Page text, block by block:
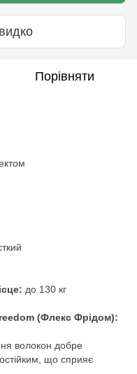
Порівняти
до 130 кг
(Флекс Фрідом):
волокон добре
що сприяє